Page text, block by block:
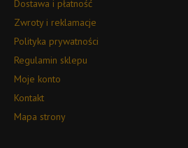
Dostawa i płatność
Zwroty i reklamacje
Polityka prywatności
Regulamin sklepu
Moje konto
Kontakt
Mapa strony